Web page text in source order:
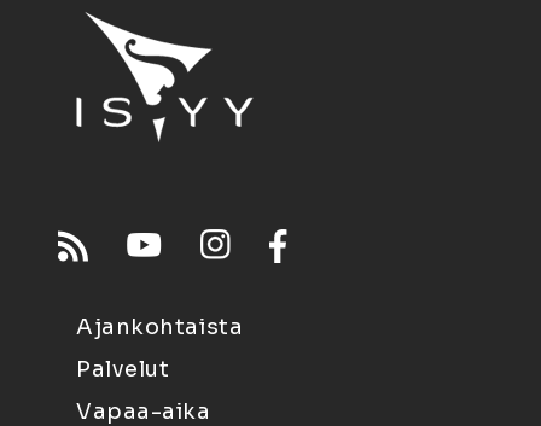
Ajankohtaista
Palvelut
Vapaa-aika